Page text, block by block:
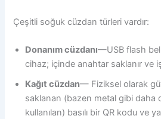
Çeşitli soğuk cüzdan türleri vardır:
Donanım cüzdanı—USB flash
cihaz; içinde anahtar saklanır ve
Kağıt cüzdan— Fiziksel olarak
saklanan (bazen metal gibi daha
kullanılan) basılı bir QR kodu ve